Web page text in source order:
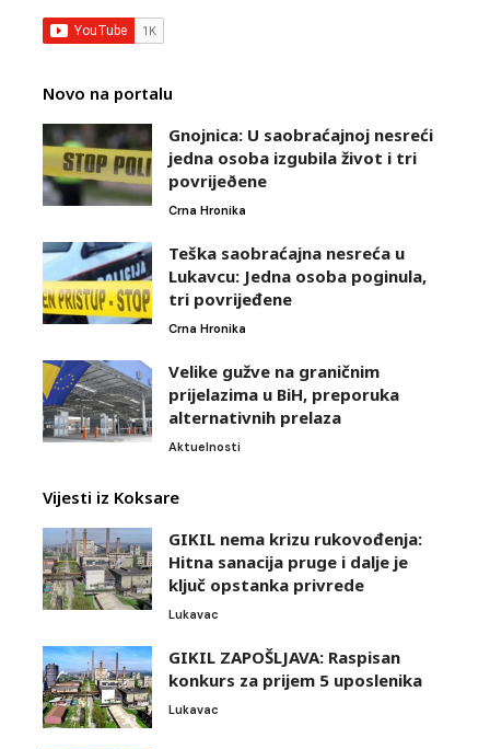
Novo na portalu
Gnojnica: U saobraćajnoj nesreći
jedna osoba izgubila život i tri
povrijeðene
Crna Hronika
Teška saobraćajna nesreća u
Lukavcu: Jedna osoba poginula,
tri povrijeđene
Crna Hronika
Velike gužve na graničnim
prijelazima u BiH, preporuka
alternativnih prelaza
Aktuelnosti
Vijesti iz Koksare
GIKIL nema krizu rukovođenja:
Hitna sanacija pruge i dalje je
ključ opstanka privrede
Lukavac
GIKIL ZAPOŠLJAVA: Raspisan
konkurs za prijem 5 uposlenika
Lukavac